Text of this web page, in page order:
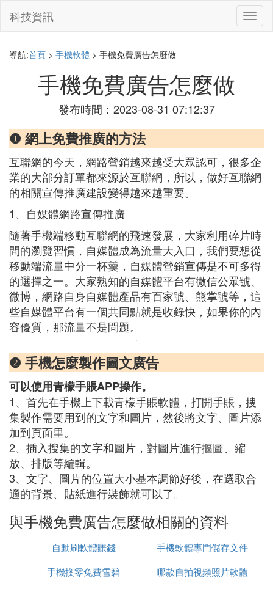
切
換
科技資訊
導航:首頁 > 手機軟體 > 手機免費廣告怎麼做
手機免費廣告怎麼做
發布時間：2023-08-31 07:12:37
❶ 網上免費推廣的方法
互聯網的今天，網路營銷越來越受大眾認可，很多企
業的大部分訂單都來源於互聯網，所以，做好互聯網
的相關宣傳推廣建設變得越來越重要。
1、自媒體網路宣傳推廣
隨著手機端移動互聯網的飛速發展，大家利用碎片時
間的瀏覽習慣，自媒體成為流量大入口，我們要想從
移動端流量中分一杯羹，自媒體營銷宣傳是不可多得
的選擇之一。大家熟知的自媒體平台有微信公眾號、
微博，網路自身自媒體產品有百家號、熊掌號等，這
些自媒體平台有一個共同點就是收錄快，如果你的內
容優質，那流量不是問題。
❷ 手機怎麼製作圖文廣告
可以使用青檬手賬APP操作。
1、首先在手機上下載青檬手賬軟體，打開手賬，搜
集製作需要用到的文字和圖片，然後將文字、圖片添
加到頁面里。
2、插入搜集的文字和圖片，對圖片進行摳圖、縮
放、排版等編輯。
3、文字、圖片的位置大小基本調節好後，在選取合
適的背景、貼紙進行裝飾就可以了。
與手機免費廣告怎麼做相關的資料
自動刷軟體賺錢
手機軟體專門儲存文件
手機換零免費雪碧
哪款自拍視頻照片軟體